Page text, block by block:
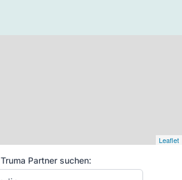
Leaflet
Truma Partner suchen: